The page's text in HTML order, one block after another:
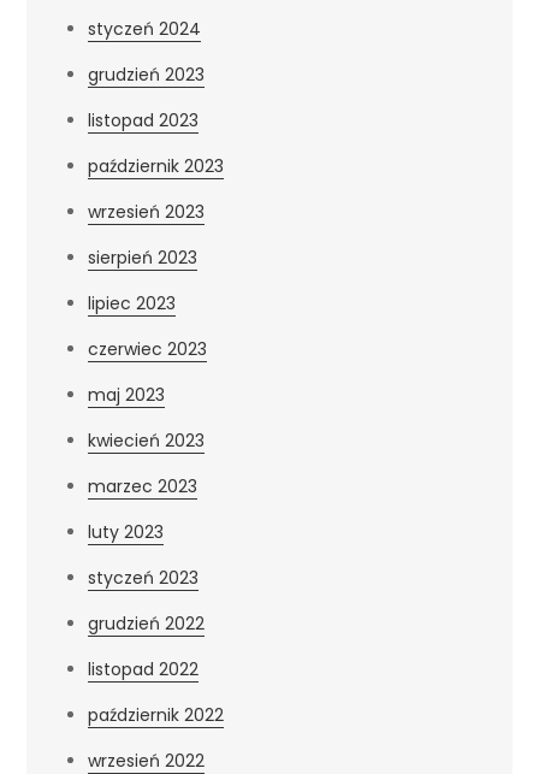
styczeń 2024
grudzień 2023
listopad 2023
październik 2023
wrzesień 2023
sierpień 2023
lipiec 2023
czerwiec 2023
maj 2023
kwiecień 2023
marzec 2023
luty 2023
styczeń 2023
grudzień 2022
listopad 2022
październik 2022
wrzesień 2022